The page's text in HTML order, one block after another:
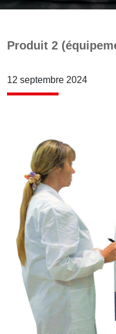
Produit 2
12 septembre 2024